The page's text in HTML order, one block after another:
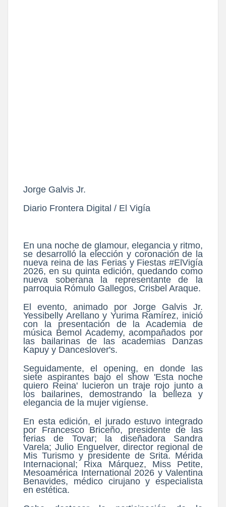
Jorge Galvis Jr.
Diario Frontera Digital / El Vigía
En una noche de glamour, elegancia y ritmo,
se desarrolló la elección y coronación de la
nueva reina de las Ferias y Fiestas #ElVigía
2026, en su quinta edición, quedando como
nueva soberana la representante de la
parroquia Rómulo Gallegos, Crisbel Araque.
El evento, animado por Jorge Galvis Jr.
Yessibelly Arellano y Yurima Ramírez, inició
con la presentación de la Academia de
música Bemol Academy, acompañados por
las bailarinas de las academias Danzas
Kapuy y Danceslover's.
Seguidamente, el opening, en donde las
siete aspirantes bajo el show 'Esta noche
quiero Reina' lucieron un traje rojo junto a
los bailarines, demostrando la belleza y
elegancia de la mujer vigíense.
En esta edición, el jurado estuvo integrado
por Francesco Briceño, presidente de las
ferias de Tovar; la diseñadora Sandra
Varela; Julio Enguelver, director regional de
Mis Turismo y presidente de Srita. Mérida
Internacional; Rixa Márquez, Miss Petite,
Mesoamérica International 2026 y Valentina
Benavides, médico cirujano y especialista
en estética.